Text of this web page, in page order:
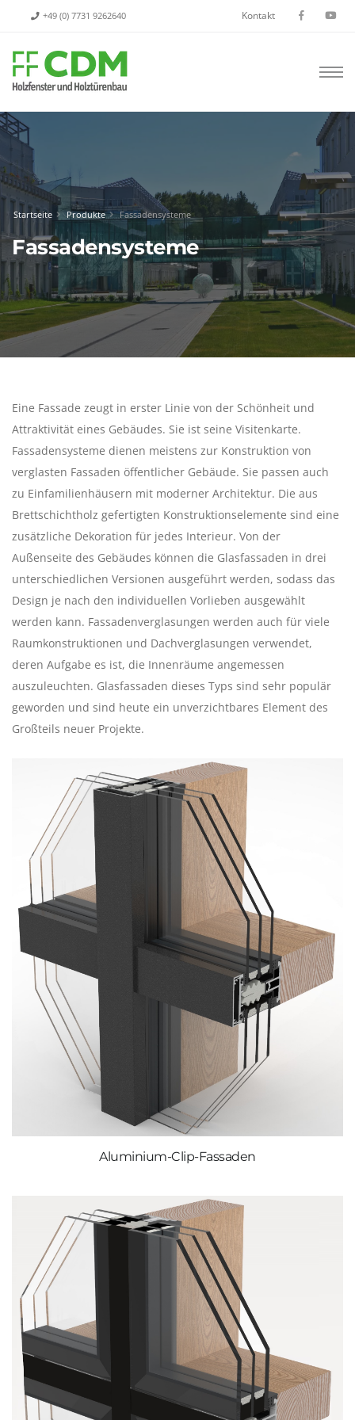
+49 (0) 7731 9262640 Kontakt
Startseite Produkte Fassadensysteme
Fassadensysteme
Eine Fassade zeugt in erster Linie von der Schönheit und
Attraktivität eines Gebäudes. Sie ist seine Visitenkarte.
Fassadensysteme dienen meistens zur Konstruktion von
verglasten Fassaden öffentlicher Gebäude. Sie passen auch
zu Einfamilienhäusern mit moderner Architektur. Die aus
Brettschichtholz gefertigten Konstruktionselemente sind eine
zusätzliche Dekoration für jedes Interieur. Von der
Außenseite des Gebäudes können die Glasfassaden in drei
unterschiedlichen Versionen ausgeführt werden, sodass das
Design je nach den individuellen Vorlieben ausgewählt
werden kann. Fassadenverglasungen werden auch für viele
Raumkonstruktionen und Dachverglasungen verwendet,
deren Aufgabe es ist, die Innenräume angemessen
auszuleuchten. Glasfassaden dieses Typs sind sehr populär
geworden und sind heute ein unverzichtbares Element des
Großteils neuer Projekte.
Aluminium-Clip-Fassaden